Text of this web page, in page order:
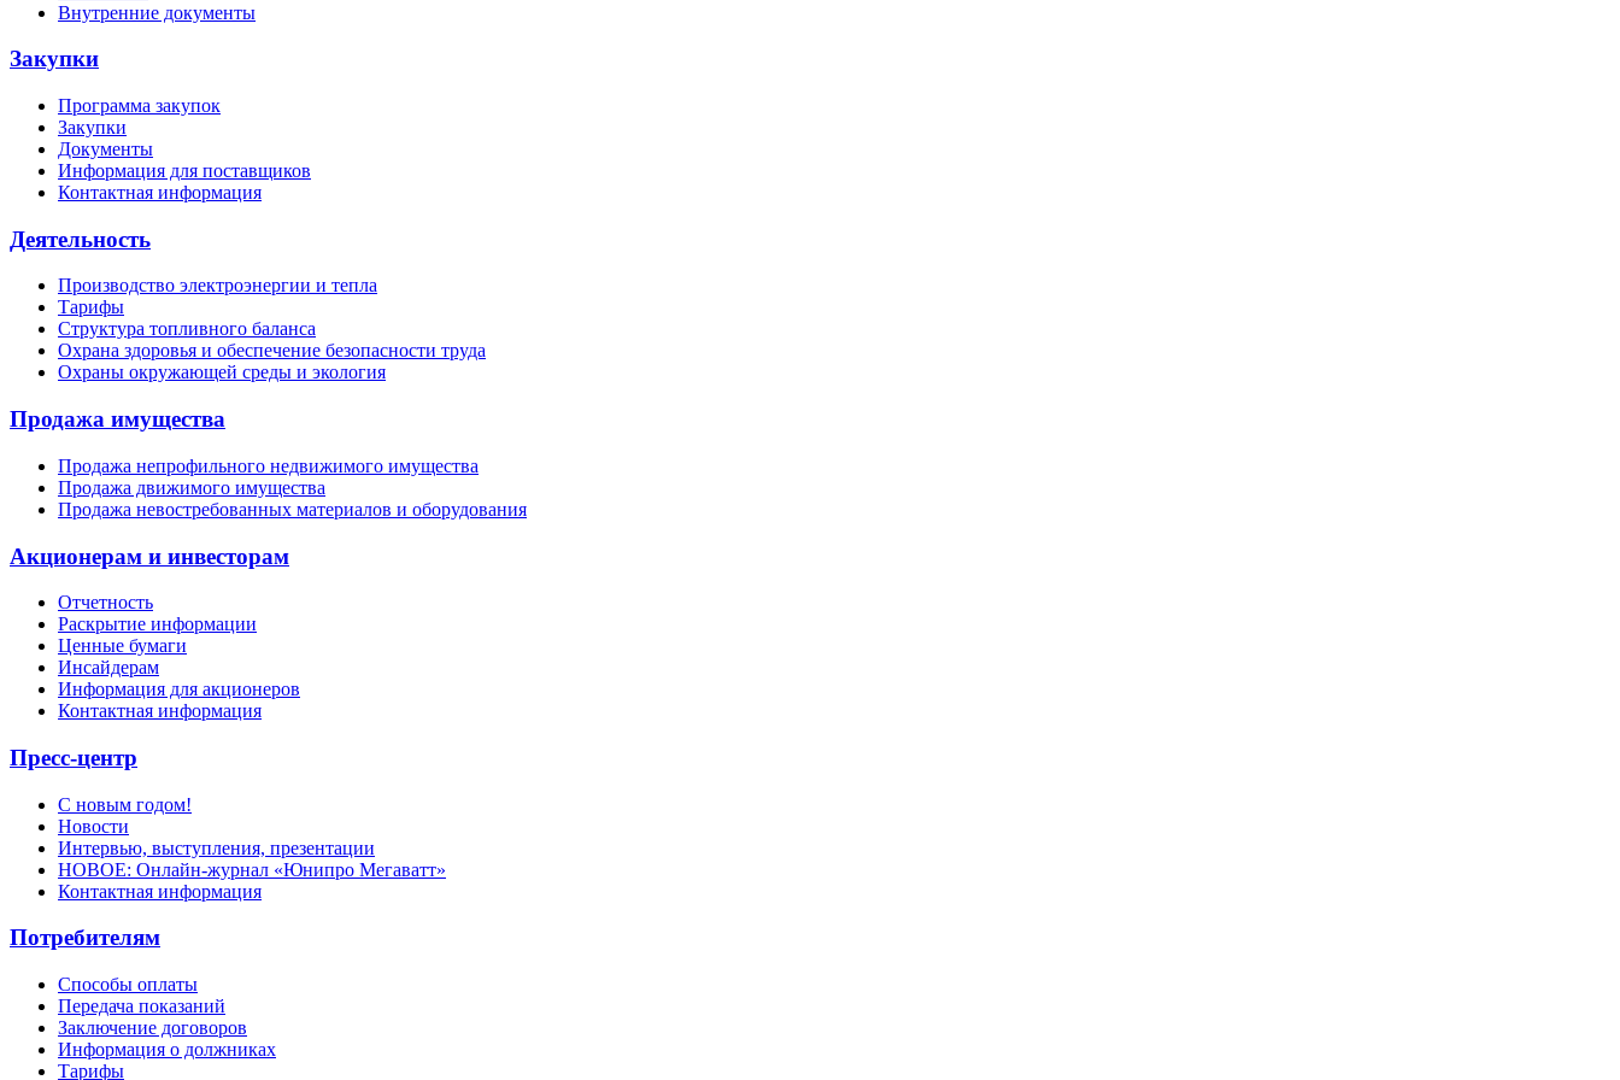
Внутренние документы
Закупки
Программа закупок
Закупки
Документы
Информация для поставщиков
Контактная информация
Деятельность
Производство электроэнергии и тепла
Тарифы
Структура топливного баланса
Охрана здоровья и обеспечение безопасности труда
Охраны окружающей среды и экология
Продажа имущества
Продажа непрофильного недвижимого имущества
Продажа движимого имущества
Продажа невостребованных материалов и оборудования
Акционерам и инвесторам
Отчетность
Раскрытие информации
Ценные бумаги
Инсайдерам
Информация для акционеров
Контактная информация
Пресс-центр
С новым годом!
Новости
Интервью, выступления, презентации
НОВОЕ: Онлайн-журнал «Юнипро Мегаватт»
Контактная информация
Потребителям
Способы оплаты
Передача показаний
Заключение договоров
Информация о должниках
Тарифы